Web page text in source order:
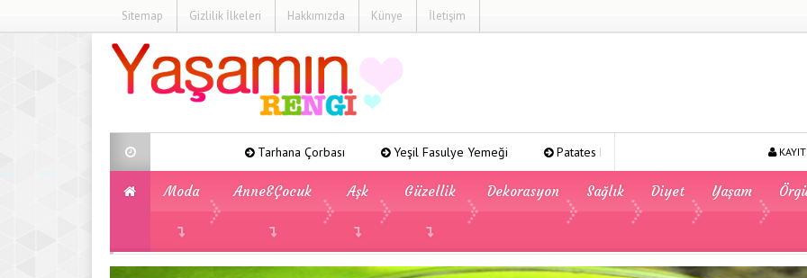
Sitemap Gizlilik İlkeleri Hakkımızda Künye İletişim
Tarhana Çorbası Yeşil Fasulye Yemeği Patates Kavurması Yeşil Mercimek
Moda Anne&Çocuk Aşk Güzellik Dekorasyon Sağlık Diyet Yaşam
Diyet Maydanoz ve Limon Kürü İle Zayıfla